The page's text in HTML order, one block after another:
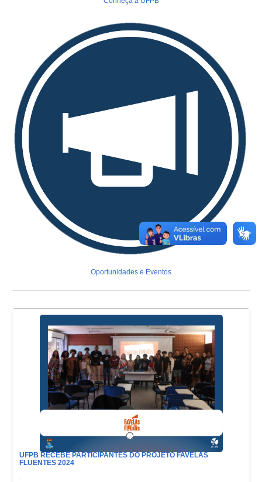
Oportunidades e Eventos
1/ 1
UFPB RECEBE PARTICIPANTES DO PROJETO FAVELAS
FLUENTES 2024